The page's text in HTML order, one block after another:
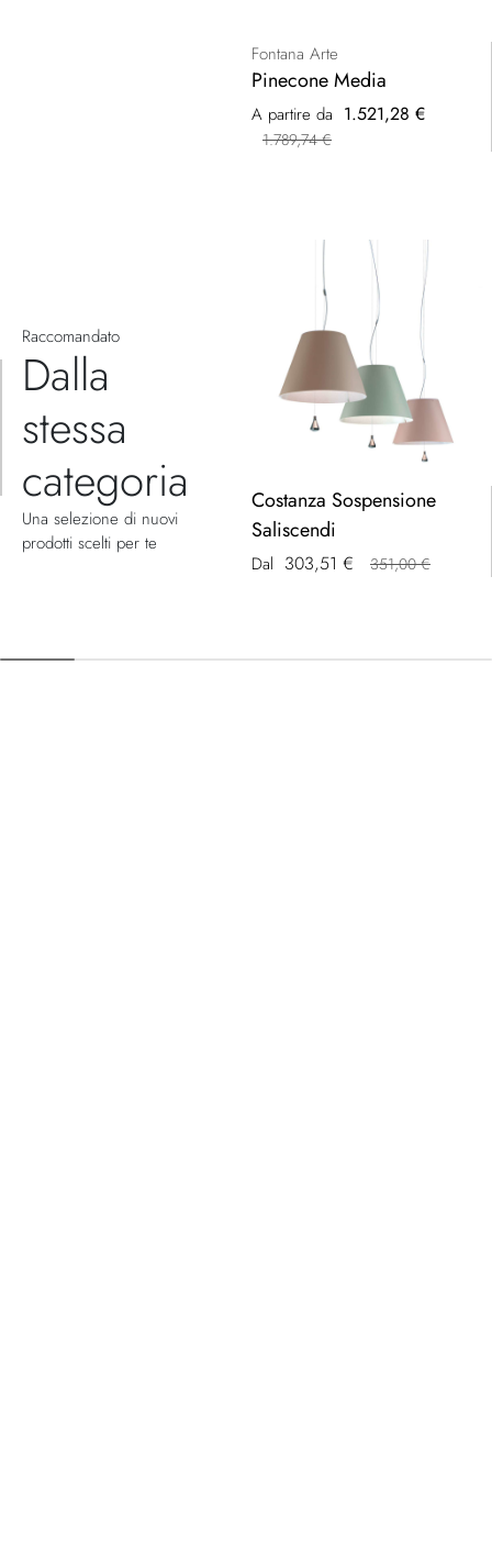
Fontana Arte
Pinecone Media
A partire da 1.521,28 €
1.789,74 €
Raccomandato
Dalla
stessa
categoria
Una selezione di nuovi
prodotti scelti per te
Costanza Sospensione
Saliscendi
Dal 303,51 € 351,00 €